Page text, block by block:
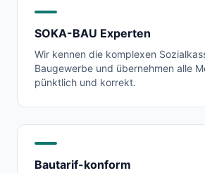
SOKA-BAU Experten
Wir kennen die komplexen
Baugewerbe und übernehmen alle
pünktlich und korrekt.
Bautarif-konform